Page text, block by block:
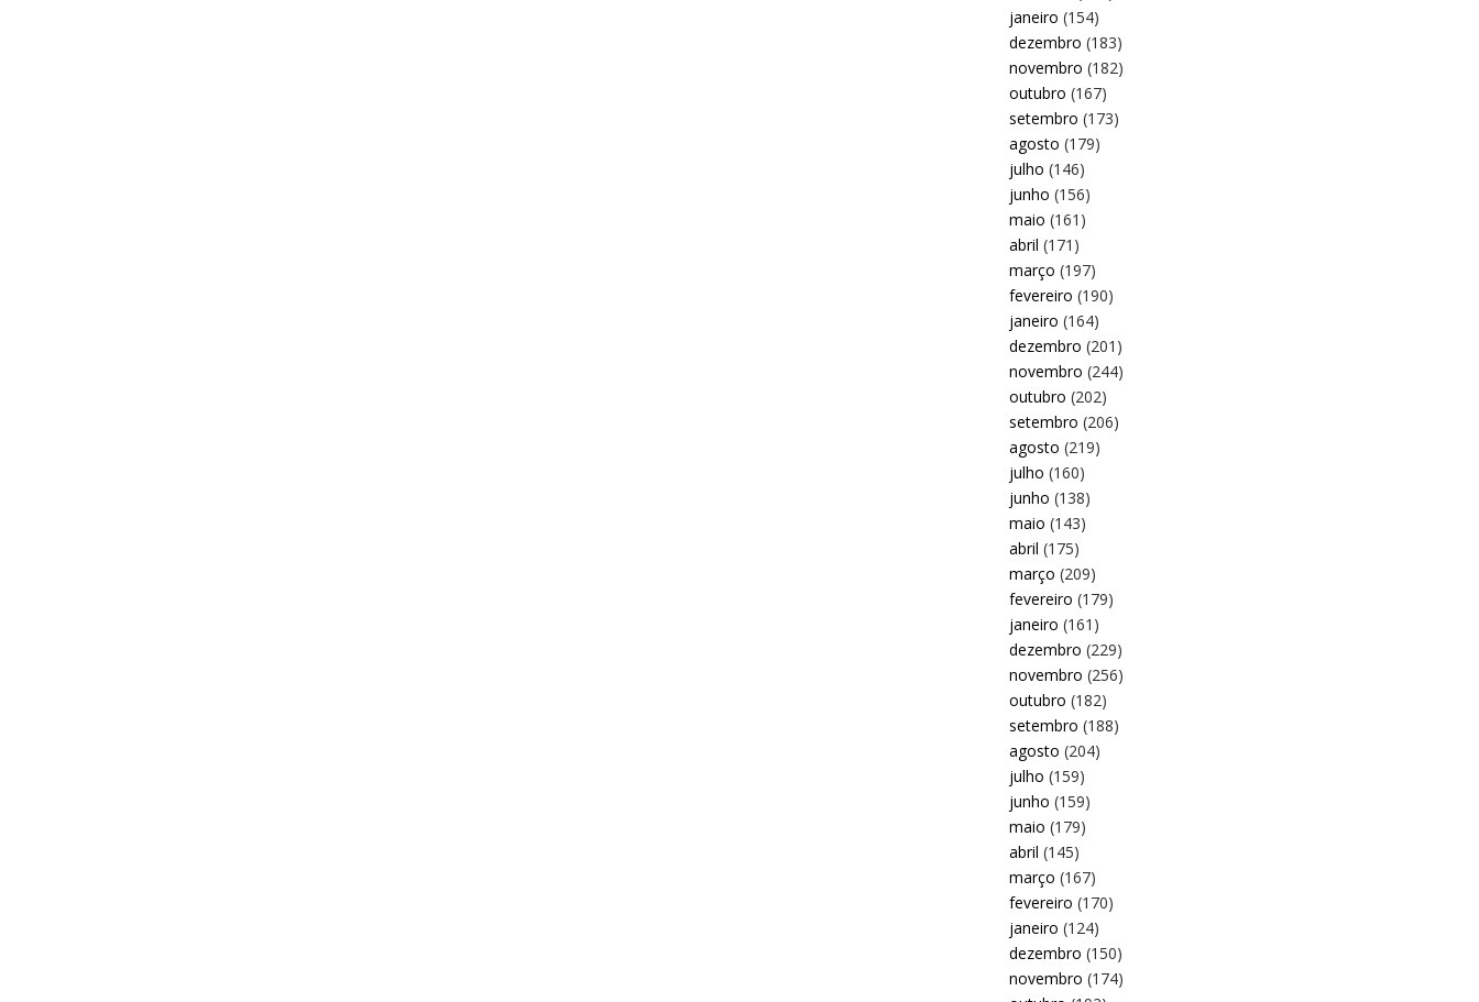
janeiro (154)
dezembro (183)
novembro (182)
outubro (167)
setembro (173)
agosto (179)
julho (146)
junho (156)
maio (161)
abril (171)
março (197)
fevereiro (190)
janeiro (164)
dezembro (201)
novembro (244)
outubro (202)
setembro (206)
agosto (219)
julho (160)
junho (138)
maio (143)
abril (175)
março (209)
fevereiro (179)
janeiro (161)
dezembro (229)
novembro (256)
outubro (182)
setembro (188)
agosto (204)
julho (159)
junho (159)
maio (179)
abril (145)
março (167)
fevereiro (170)
janeiro (124)
dezembro (150)
novembro (174)